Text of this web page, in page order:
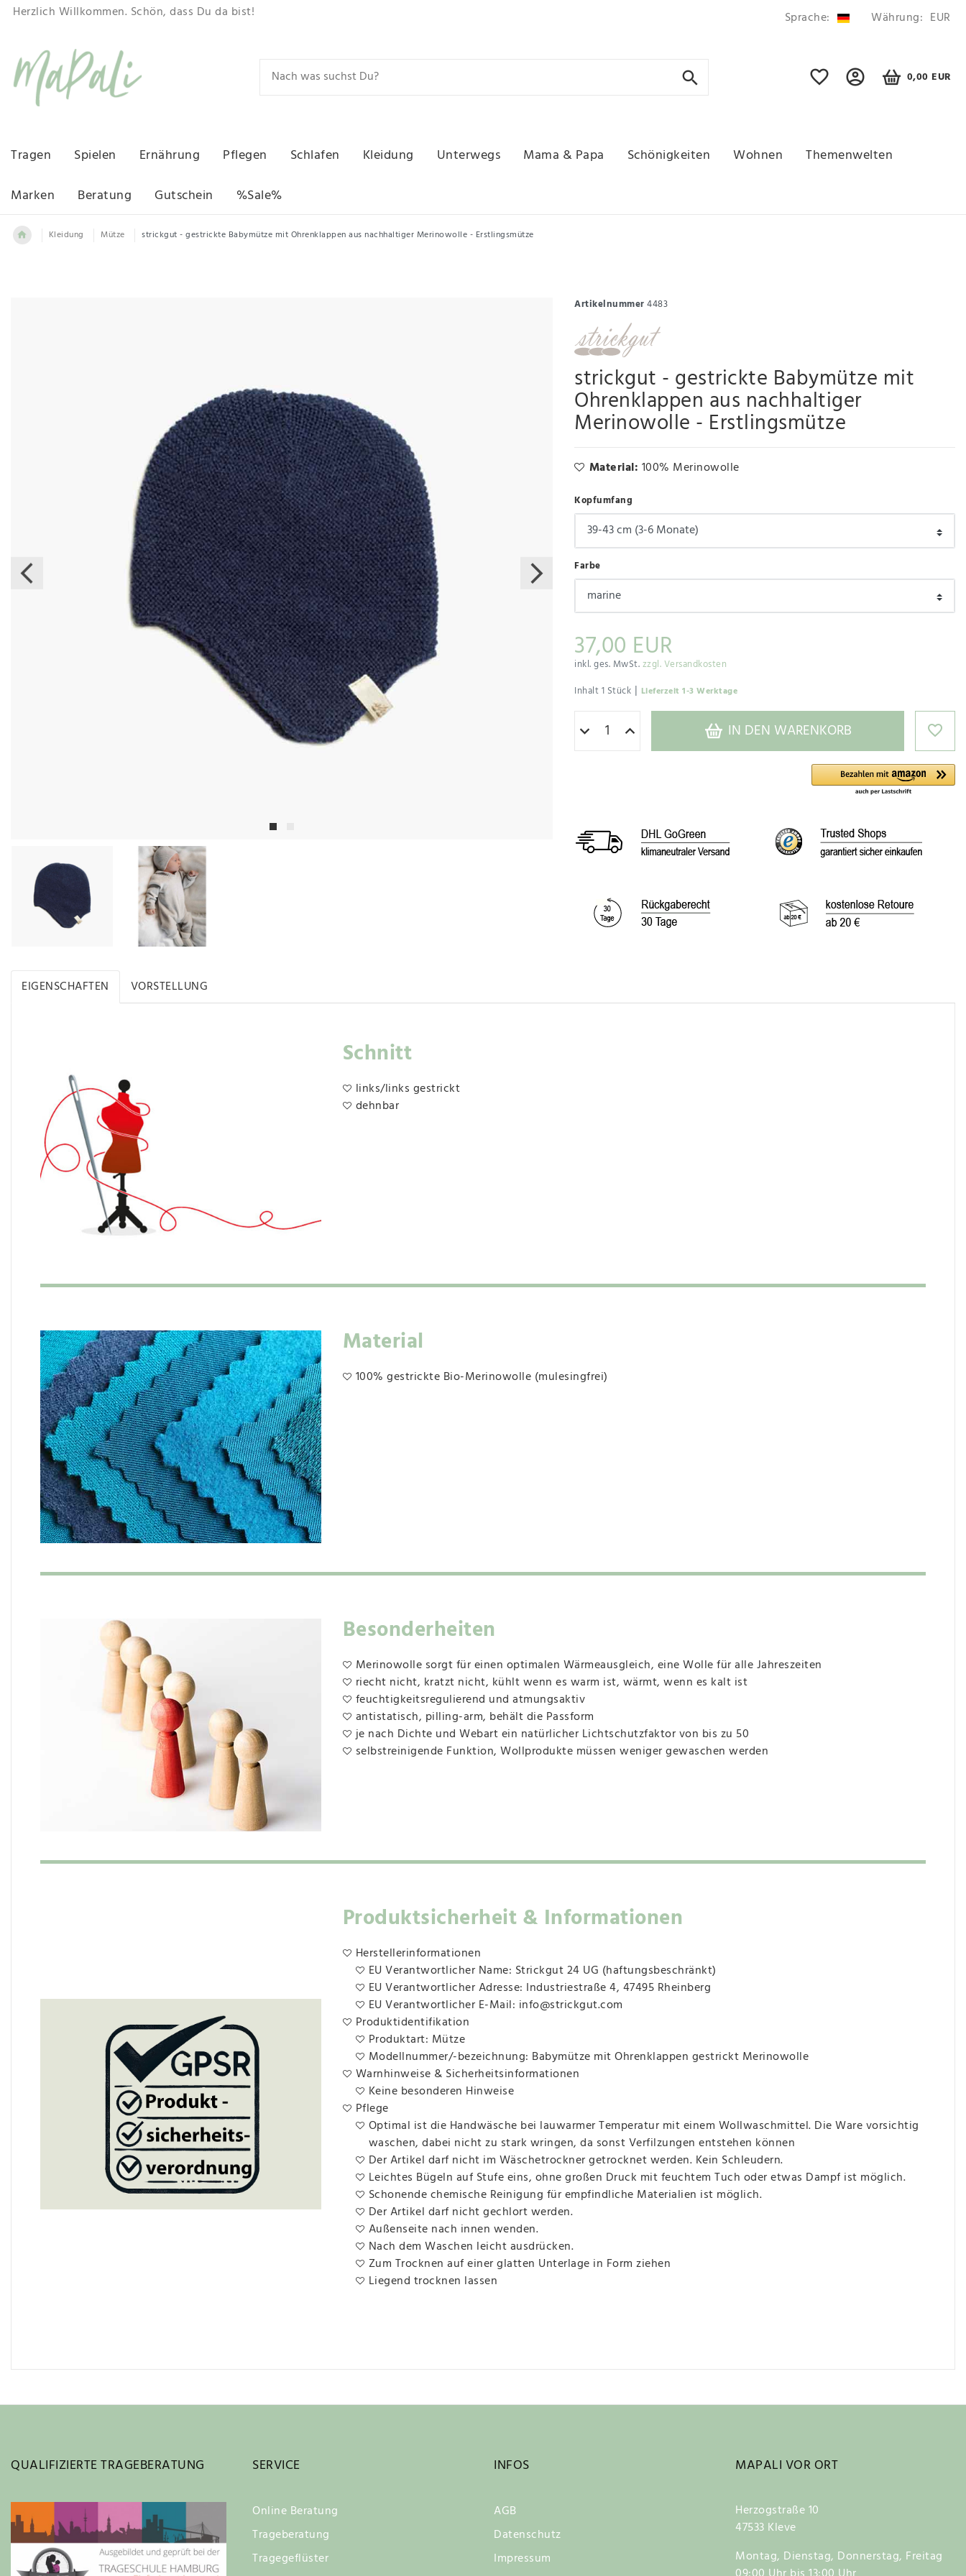
Herzlich Willkommen. Schön, dass Du da bist! Sprache: Währung: EUR
0,00 EUR
Tragen Spielen Ernährung Pflegen Schlafen Kleidung Unterwegs Mama & Papa Schönigkeiten Wohnen
Themenwelten
Marken
Beratung Gutschein %Sale%
Kleidung Mütze strickgut - gestrickte Babymütze mit Ohrenklappen aus nachhaltiger Merinowolle - Erstlingsmütze
Artikelnummer4483
strickgut - gestrickte Babymütze mit
Ohrenklappen aus nachhaltiger
Merinowolle - Erstlingsmütze
Material: 100% Merinowolle
Kopfumfang
Farbe
37,00 EUR
inkl. ges. MwSt.zzgl. Versandkosten
Inhalt1 Stück | Lieferzeit 1-3 Werktage
IN DEN WARENKORB
EIGENSCHAFTEN VORSTELLUNG
Schnitt
links/links gestrickt
dehnbar
Material
100% gestrickte Bio-Merinowolle (mulesingfrei)
Besonderheiten
Merinowolle sorgt für einen optimalen Wärmeausgleich, eine Wolle für alle Jahreszeiten
riecht nicht, kratzt nicht, kühlt wenn es warm ist, wärmt, wenn es kalt ist
feuchtigkeitsregulierend und atmungsaktiv
antistatisch, pilling-arm, behält die Passform
je nach Dichte und Webart ein natürlicher Lichtschutzfaktor von bis zu 50
selbstreinigende Funktion, Wollprodukte müssen weniger gewaschen werden
Produktsicherheit & Informationen
Herstellerinformationen
EU Verantwortlicher Name: Strickgut 24 UG (haftungsbeschränkt)
EU Verantwortlicher Adresse: Industriestraße 4, 47495 Rheinberg
EU Verantwortlicher E-Mail: info@strickgut.com
Produktidentifikation
Produktart: Mütze
Modellnummer/-bezeichnung: Babymütze mit Ohrenklappen gestrickt Merinowolle
Warnhinweise & Sicherheitsinformationen
Keine besonderen Hinweise
Pflege
Optimal ist die Handwäsche bei lauwarmer Temperatur mit einem Wollwaschmittel. Die Ware vorsichtig
waschen, dabei nicht zu stark wringen, da sonst Verfilzungen entstehen können
Der Artikel darf nicht im Wäschetrockner getrocknet werden. Kein Schleudern.
Leichtes Bügeln auf Stufe eins, ohne großen Druck mit feuchtem Tuch oder etwas Dampf ist möglich.
Schonende chemische Reinigung für empfindliche Materialien ist möglich.
Der Artikel darf nicht gechlort werden.
Außenseite nach innen wenden.
Nach dem Waschen leicht ausdrücken.
Zum Trocknen auf einer glatten Unterlage in Form ziehen
Liegend trocknen lassen
QUALIFIZIERTE TRAGEBERATUNG SERVICE
Online Beratung
Trageberatung
Tragegeflüster
INFOS
AGB
Datenschutz
Impressum
MAPALI VOR ORT
Herzogstraße 10
47533 Kleve
Montag, Dienstag, Donnerstag, Freitag